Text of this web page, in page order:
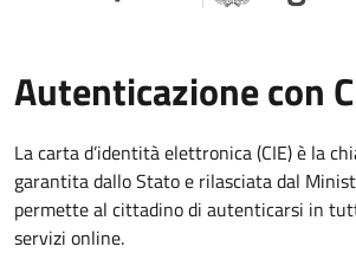
Autenticazione con
La carta d’identità elettronica (CIE) è la
garantita dallo Stato e rilasciata dal
permette al cittadino di autenticarsi in
servizi online.